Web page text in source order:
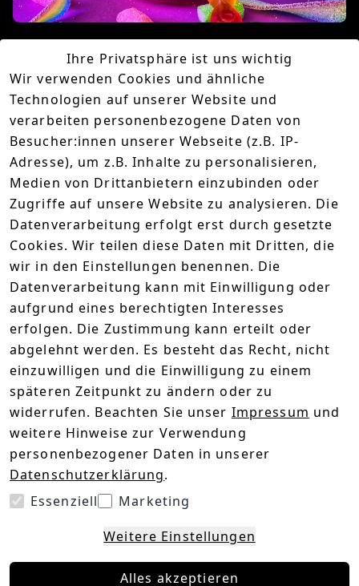
Kornfetti Bunte Tüte
Zutaten
5 cl Kornfetti
Früchte eurer Wahl
1 cl Zitronensaft
2 cl Cranberrysaft
Sodawasser
Süßigkeiten
Zubereitung
1. Kornfetti in Glas geben
2. Früchte zugeben und muddeln
3. Schuss Zitrone zugeben
4. Eiswürfel dazu geben
5. Cranberrysaft zugeben
6. Mit Sodawasser auffüllen und Süßigkeiten
garnieren
Ihre Privatsphäre ist uns wichtig
Wir verwenden Cookies und ähnliche
Technologien auf unserer Website und
verarbeiten personenbezogene Daten von
Besucher:innen unserer Webseite (z.B. IP-
Adresse), um z.B. Inhalte zu personalisieren,
Medien von Drittanbietern einzubinden oder
Zugriffe auf unsere Website zu analysieren. Die
Datenverarbeitung erfolgt erst durch gesetzte
Cookies. Wir teilen diese Daten mit Dritten, die
wir in den Einstellungen benennen. Die
Datenverarbeitung kann mit Einwilligung oder
aufgrund eines berechtigten Interesses
erfolgen. Die Zustimmung kann erteilt oder
abgelehnt werden. Es besteht das Recht, nicht
einzuwilligen und die Einwilligung zu einem
späteren Zeitpunkt zu ändern oder zu
widerrufen. Beachten Sie unser Impressum und
weitere Hinweise zur Verwendung
personenbezogener Daten in unserer
Datenschutzerklärung.
Essenziell
Marketing
Weitere Einstellungen
Alles akzeptieren